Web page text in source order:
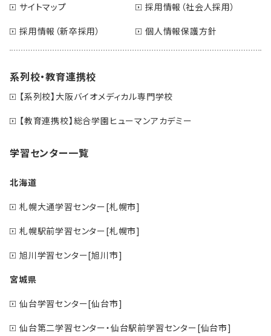
サイトマップ
採用情報（社会人採用）
採用情報（新卒採用）
個人情報保護方針
系列校・教育連携校
【系列校】大阪バイオメディカル専門学校
【教育連携校】総合学園ヒューマンアカデミー
学習センター一覧
北海道
札幌大通学習センター[札幌市]
札幌駅前学習センター[札幌市]
旭川学習センター[旭川市]
宮城県
仙台学習センター[仙台市]
仙台第二学習センター・仙台駅前学習センター[仙台市]